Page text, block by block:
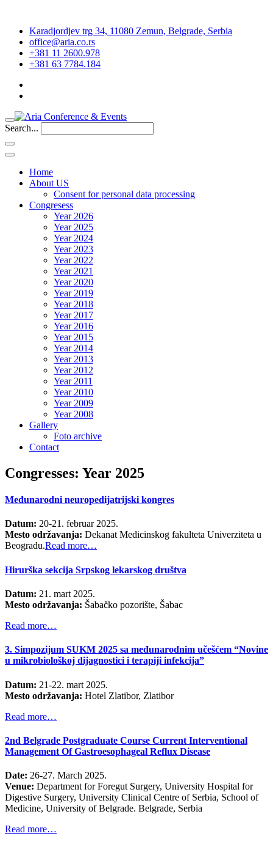
Karadjordjev trg 34, 11080 Zemun, Belgrade, Serbia
office@aria.co.rs
+381 11 2600.978
+381 63 7784.184
Search...
Home
About US
Consent for personal data processing
Congresess
Year 2026
Year 2025
Year 2024
Year 2023
Year 2022
Year 2021
Year 2020
Year 2019
Year 2018
Year 2017
Year 2016
Year 2015
Year 2014
Year 2013
Year 2012
Year 2011
Year 2010
Year 2009
Year 2008
Gallery
Foto archive
Contact
Congresses: Year 2025
Međunarodni neuropedijatrijski kongres
Datum: 20-21. februar 2025.
Mesto održavanja: Dekanat Medicinskog fakulteta Univerziteta u
Beogradu.Read more…
Hirurška sekcija Srpskog lekarskog društva
Datum: 21. mart 2025.
Mesto održavanja: Šabačko pozorište, Šabac
Read more…
3. Simpozijum SUKM 2025 sa međunarodnim učešćem “Novine
u mikrobiološkoj dijagnostici i terapiji infekcija”
Datum: 21-22. mart 2025.
Mesto održavanja: Hotel Zlatibor, Zlatibor
Read more…
2nd Belgrade Postgraduate Course Current Interventional
Management Of Gastroesophageal Reflux Disease
Date: 26-27. March 2025.
Venue: Department for Foregut Surgery, University Hospital for
Digestive Surgery, University Clinical Centre of Serbia, School of
Medicine, University of Belgrade. Belgrade, Serbia
Read more…